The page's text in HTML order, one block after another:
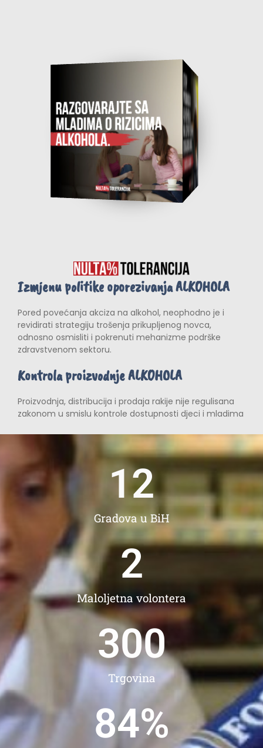
Izmjenu politike oporezivanja ALKOHOLA
Pored povećanja akciza na alkohol, neophodno je i
revidirati strategiju trošenja prikupljenog novca,
odnosno osmisliti i pokrenuti mehanizme podrške
zdravstvenom sektoru.
Kontrola proizvodnje ALKOHOLA
Proizvodnja, distribucija i prodaja rakije nije regulisana
zakonom u smislu kontrole dostupnosti djeci i mladima
Gradova u BiH
12
Maloljetna volontera
2
Trgovina
300
84%